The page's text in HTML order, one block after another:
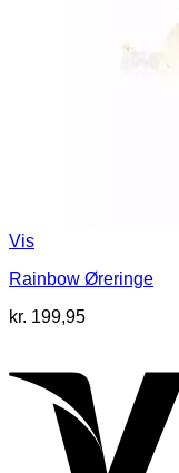
Vis
Rainbow Øreringe
kr. 199,95